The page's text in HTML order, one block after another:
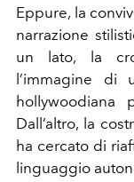
Eppure, la
narrazione
un lato, la
l’immagine di
Dall’altro, la
ha cercato di
linguaggio